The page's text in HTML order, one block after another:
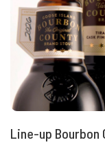
Line-up Bourbon